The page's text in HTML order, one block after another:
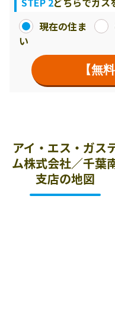
現在の住ま
い
【無
アイ・エス・ガス
ム株式会社／千葉
支店の地図